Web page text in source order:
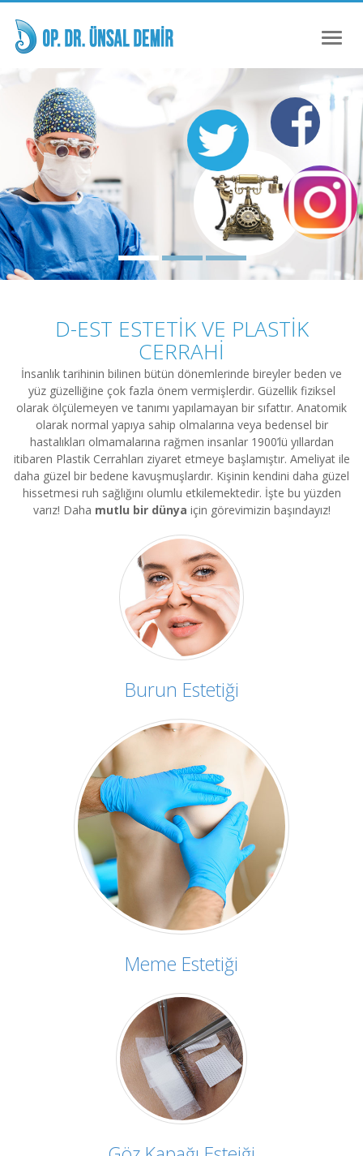
Toggle
D-EST ESTETIK VE PLASTIK
CERRAHI
İnsanlık tarihinin bilinen bütün dönemlerinde bireyler beden ve
yüz güzelliğine çok fazla önem vermişlerdir. Güzellik fiziksel
olarak ölçülemeyen ve tanımı yapılamayan bir sıfattır. Anatomik
olarak normal yapıya sahip olmalarına veya bedensel bir
hastalıkları olmamalarına rağmen insanlar 1900’lü yıllardan
itibaren Plastik Cerrahları ziyaret etmeye başlamıştır. Ameliyat ile
daha güzel bir bedene kavuşmuşlardır. Kişinin kendini daha güzel
hissetmesi ruh sağlığını olumlu etkilemektedir. İşte bu yüzden
varız! Daha mutlu bir dünya için görevimizin başındayız!
Burun Estetiği
Meme Estetiği